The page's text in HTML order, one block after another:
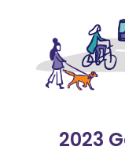
2023